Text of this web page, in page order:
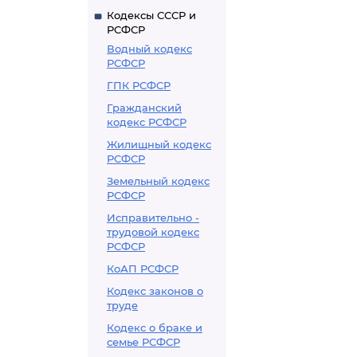
Кодексы СССР и
РСФСР
Водный кодекс
РСФСР
ГПК РСФСР
Гражданский
кодекс РСФСР
Жилищный кодекс
РСФСР
Земельный кодекс
РСФСР
Исправительно -
трудовой кодекс
РСФСР
КоАП РСФСР
Кодекс законов о
труде
Кодекс о браке и
семье РСФСР